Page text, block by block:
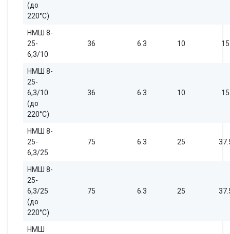
(до
220°С)
НМШ 8-
25-
6,3/10
36 6.3 10 15
НМШ 8-
25-
6,3/10
(до
220°С)
36 6.3 10 15
НМШ 8-
25-
6,3/25
75 6.3 25
НМШ 8-
25-
6,3/25
(до
220°С)
75 6.3 25
НМШ